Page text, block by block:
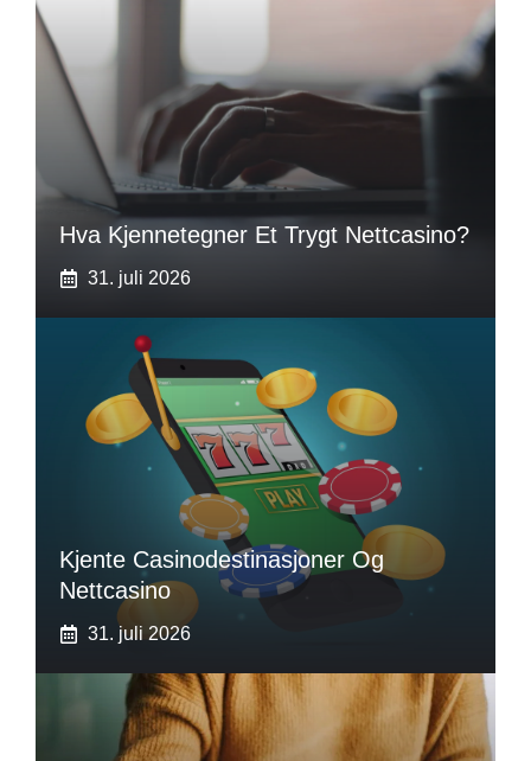
Hva Kjennetegner Et Trygt Nettcasino?
31. juli 2026
Kjente Casinodestinasjoner Og
Nettcasino
31. juli 2026